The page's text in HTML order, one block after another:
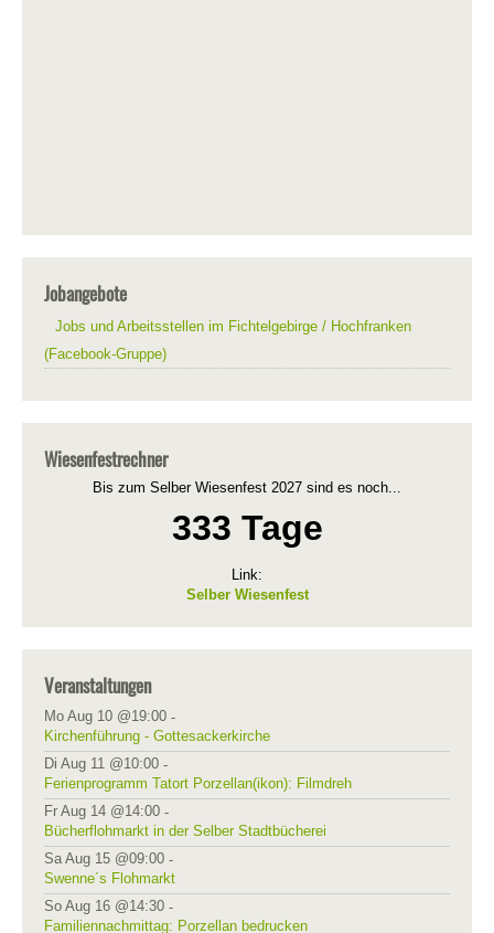
Jobangebote
Jobs und Arbeitsstellen im Fichtelgebirge / Hochfranken
(Facebook-Gruppe)
Wiesenfestrechner
Bis zum Selber Wiesenfest 2027 sind es noch...
333 Tage
Link:
Selber Wiesenfest
Veranstaltungen
Mo Aug 10 @19:00 -
Kirchenführung - Gottesackerkirche
Di Aug 11 @10:00 -
Ferienprogramm Tatort Porzellan(ikon): Filmdreh
Fr Aug 14 @14:00 -
Bücherflohmarkt in der Selber Stadtbücherei
Sa Aug 15 @09:00 -
Swenne´s Flohmarkt
So Aug 16 @14:30 -
Familiennachmittag: Porzellan bedrucken